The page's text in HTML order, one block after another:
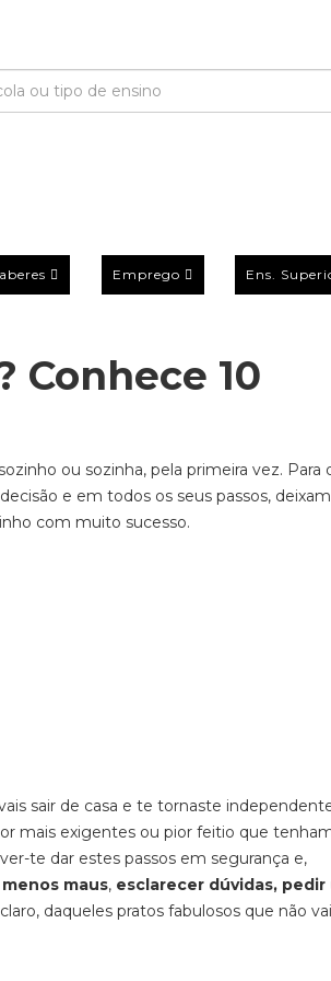
Emprego Ens.
Conhece 10
ou sozinha, pela primeira vez. Para
e em todos os seus passos,
com muito sucesso.
sair de casa e te tornaste
mais exigentes ou pior feitio que
te dar estes passos em segurança e,
maus, esclarecer dúvidas, pedir
daqueles pratos fabulosos que não